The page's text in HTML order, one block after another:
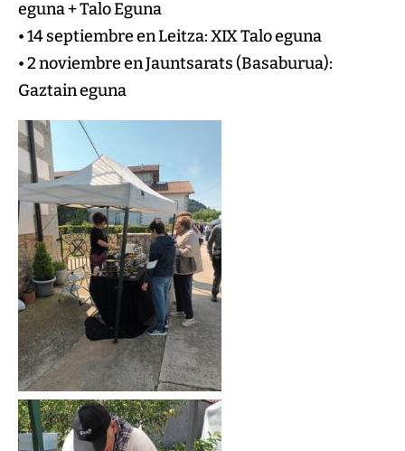
eguna + Talo Eguna
• 14 septiembre en Leitza: XIX Talo eguna
• 2 noviembre en Jauntsarats (Basaburua):
Gaztain eguna